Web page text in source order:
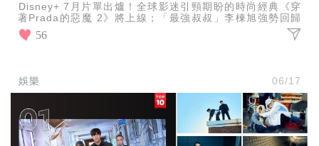
Disney+ 7月片單出爐！全球影迷引頸期盼的時尚經典《穿
著Prada的惡魔 2》將上線；「最強叔叔」李棟旭強勢回歸
《殺人者的購物中心》第二季於7月22日登場
56
娛樂 06/17